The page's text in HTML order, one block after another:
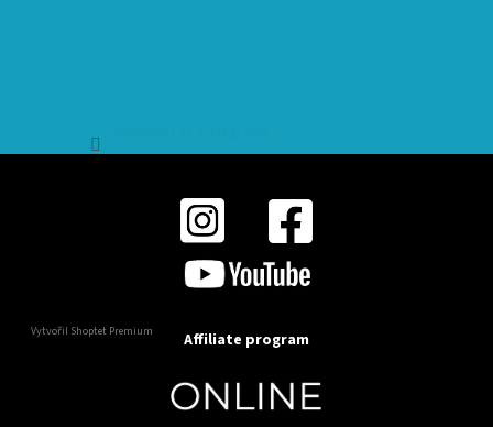
Vytvořil Shoptet Premium Affiliate program